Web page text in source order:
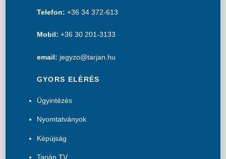
Telefon: +36 34 372-613
Mobil: +36 30 201-3133
email: jegyzo@tarjan.hu
GYORS ELÉRÉS
Ügyintézés
Nyomtatványok
Képújság
Tarján TV